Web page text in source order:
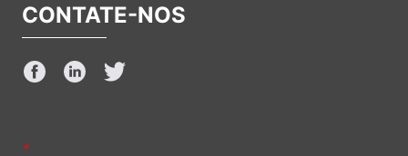
CONTATE-NOS
*